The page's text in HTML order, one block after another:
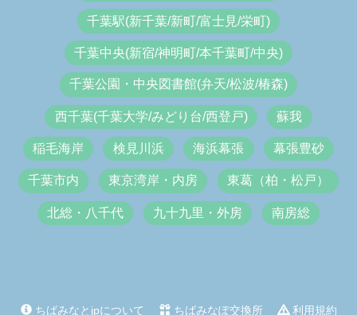
千葉駅(新千葉/新町/富士見/栄町)
千葉中央(新宿/神明町/本千葉町/中央)
千葉公園・中央図書館(弁天/松波/椿森)
西千葉(千葉大学/みどり台/西登戸) 蘇我
稲毛海岸 検見川浜 海浜幕張 幕張豊砂
千葉市内 東京湾岸・内房 東葛（柏・松戸）
北総・八千代 九十九里・外房 南房総
ちばみなとjpについて ちばみなぽ交換所 利用規約